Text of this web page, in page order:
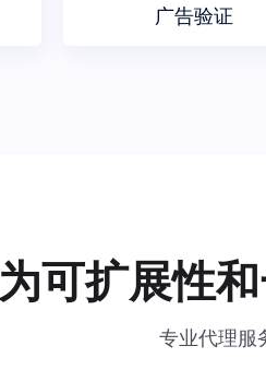
广告验证
为可扩展性
专业代理服